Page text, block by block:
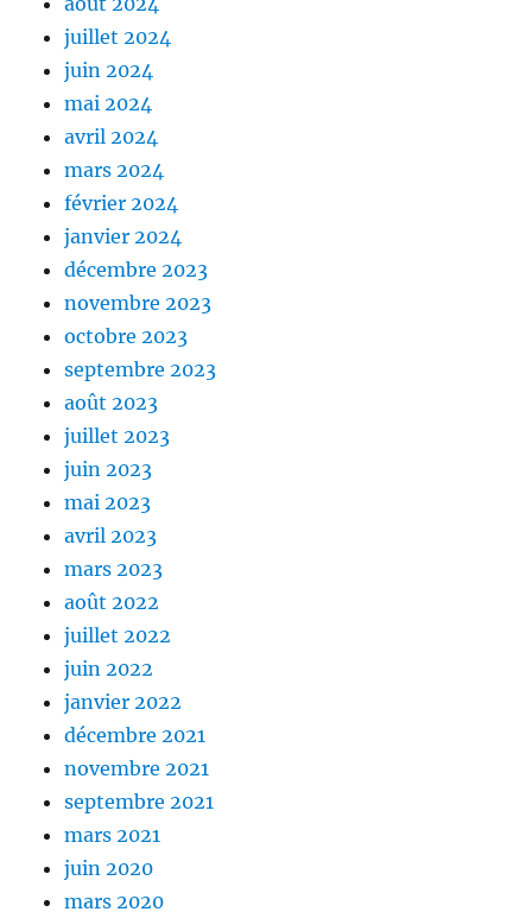
juillet 2024
juin 2024
mai 2024
avril 2024
mars 2024
février 2024
janvier 2024
décembre 2023
novembre 2023
octobre 2023
septembre 2023
août 2023
juillet 2023
juin 2023
mai 2023
avril 2023
mars 2023
août 2022
juillet 2022
juin 2022
janvier 2022
décembre 2021
novembre 2021
septembre 2021
mars 2021
juin 2020
mars 2020